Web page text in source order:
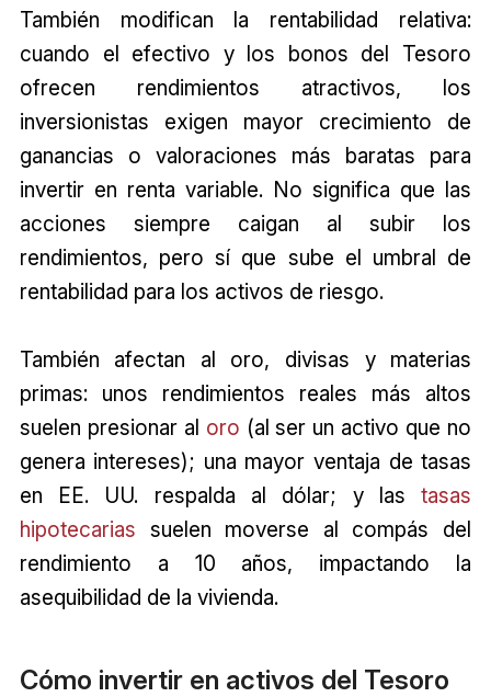
También modifican la rentabilidad relativa:
cuando el efectivo y los bonos del Tesoro
ofrecen rendimientos atractivos, los
inversionistas exigen mayor crecimiento de
ganancias o valoraciones más baratas para
invertir en renta variable. No significa que las
acciones siempre caigan al subir los
rendimientos, pero sí que sube el umbral de
rentabilidad para los activos de riesgo.
También afectan al oro, divisas y materias
primas: unos rendimientos reales más altos
suelen presionar al oro (al ser un activo que no
genera intereses); una mayor ventaja de tasas
en EE. UU. respalda al dólar; y lastasas
hipotecarias suelen moverse al compás del
rendimiento a 10 años, impactando la
asequibilidad de la vivienda.
Cómo invertir en activos del Tesoro